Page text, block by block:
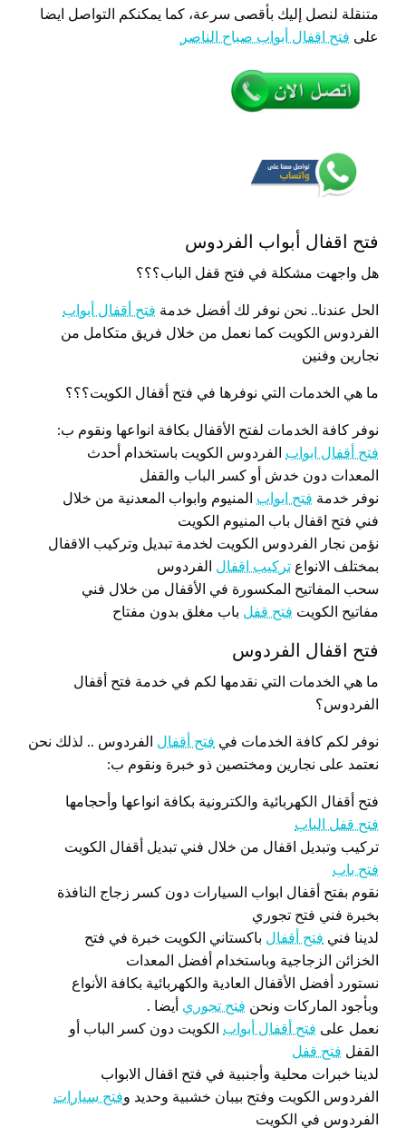
متنقلة لنصل إليك بأقصى سرعة، كما يمكنكم التواصل ايضا
على فتح اقفال أبواب صباح الناصر
فتح اقفال أبواب الفردوس
هل واجهت مشكلة في فتح قفل الباب؟؟؟
الحل عندنا.. نحن نوفر لك أفضل خدمة فتح أقفال أبواب
الفردوس الكويت كما نعمل من خلال فريق متكامل من
نجارين وفنين
ما هي الخدمات التي نوفرها في فتح أقفال الكويت؟؟؟
نوفر كافة الخدمات لفتح الأقفال بكافة انواعها ونقوم ب:
فتح أقفال ابواب الفردوس الكويت باستخدام أحدث
المعدات دون خدش أو كسر الباب والقفل
نوفر خدمة فتح ابواب المنيوم وابواب المعدنية من خلال
فني فتح اقفال باب المنيوم الكويت
نؤمن نجار الفردوس الكويت لخدمة تبديل وتركيب الاقفال
بمختلف الانواع تركيب اقفال الفردوس
سحب المفاتيح المكسورة في الأقفال من خلال فني
مفاتيح الكويت فتح قفل باب مغلق بدون مفتاح
فتح اقفال الفردوس
ما هي الخدمات التي نقدمها لكم في خدمة فتح أقفال
الفردوس؟
نوفر لكم كافة الخدمات في فتح أقفال الفردوس .. لذلك نحن
نعتمد على نجارين ومختصين ذو خبرة ونقوم ب:
فتح أقفال الكهربائية والكترونية بكافة انواعها وأحجامها
فتح قفل الباب
تركيب وتبديل اقفال من خلال فني تبديل أقفال الكويت
فتح باب
نقوم بفتح أقفال ابواب السيارات دون كسر زجاج النافذة
بخبرة فني فتح تجوري
لدينا فني فتح أقفال باكستاني الكويت خبرة في فتح
الخزائن الزجاجية وباستخدام أفضل المعدات
نستورد أفضل الأقفال العادية والكهربائية بكافة الأنواع
وبأجود الماركات ونحن فتح تجوري أيضا .
نعمل على فتح أقفال أبواب الكويت دون كسر الباب أو
القفل فتح قفل
لدينا خبرات محلية وأجنبية في فتح اقفال الابواب
الفردوس الكويت وفتح بيبان خشبية وحديد وفتح سيارات
الفردوس في الكويت